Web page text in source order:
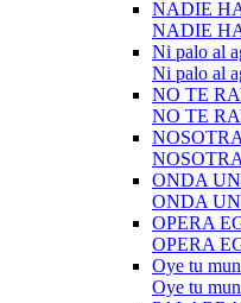
NADIE
NADIE
Ni palo al
Ni palo al
NO TE
NO TE
ONDA
ONDA
OPERA
OPERA
Oye tu
Oye tu